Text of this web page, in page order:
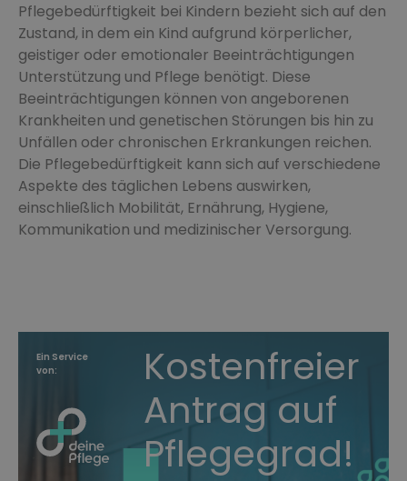
Pflegebedürftigkeit bei Kindern bezieht sich auf den
Zustand, in dem ein Kind aufgrund körperlicher,
geistiger oder emotionaler Beeinträchtigungen
Unterstützung und Pflege benötigt. Diese
Beeinträchtigungen können von angeborenen
Krankheiten und genetischen Störungen bis hin zu
Unfällen oder chronischen Erkrankungen reichen.
Die Pflegebedürftigkeit kann sich auf verschiedene
Aspekte des täglichen Lebens auswirken,
einschließlich Mobilität, Ernährung, Hygiene,
Kommunikation und medizinischer Versorgung.
Kostenfreier
Antrag auf
Pflegegrad!
Ein Service
von: